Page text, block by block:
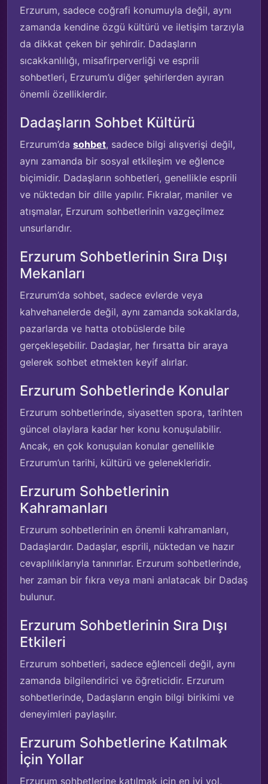
Erzurum, sadece coğrafi konumuyla değil, aynı
zamanda kendine özgü kültürü ve iletişim tarzıyla
da dikkat çeken bir şehirdir. Dadaşların
sıcakkanlılığı, misafirperverliği ve esprili
sohbetleri, Erzurum’u diğer şehirlerden ayıran
önemli özelliklerdir.
Dadaşların Sohbet Kültürü
Erzurum’da sohbet, sadece bilgi alışverişi değil,
aynı zamanda bir sosyal etkileşim ve eğlence
biçimidir. Dadaşların sohbetleri, genellikle esprili
ve nüktedan bir dille yapılır. Fıkralar, maniler ve
atışmalar, Erzurum sohbetlerinin vazgeçilmez
unsurlarıdır.
Erzurum Sohbetlerinin Sıra Dışı
Mekanları
Erzurum’da sohbet, sadece evlerde veya
kahvehanelerde değil, aynı zamanda sokaklarda,
pazarlarda ve hatta otobüslerde bile
gerçekleşebilir. Dadaşlar, her fırsatta bir araya
gelerek sohbet etmekten keyif alırlar.
Erzurum Sohbetlerinde Konular
Erzurum sohbetlerinde, siyasetten spora, tarihten
güncel olaylara kadar her konu konuşulabilir.
Ancak, en çok konuşulan konular genellikle
Erzurum’un tarihi, kültürü ve gelenekleridir.
Erzurum Sohbetlerinin
Kahramanları
Erzurum sohbetlerinin en önemli kahramanları,
Dadaşlardır. Dadaşlar, esprili, nüktedan ve hazır
cevaplılıklarıyla tanınırlar. Erzurum sohbetlerinde,
her zaman bir fıkra veya mani anlatacak bir Dadaş
bulunur.
Erzurum Sohbetlerinin Sıra Dışı
Etkileri
Erzurum sohbetleri, sadece eğlenceli değil, aynı
zamanda bilgilendirici ve öğreticidir. Erzurum
sohbetlerinde, Dadaşların engin bilgi birikimi ve
deneyimleri paylaşılır.
Erzurum Sohbetlerine Katılmak
İçin Yollar
Erzurum sohbetlerine katılmak için en iyi yol,